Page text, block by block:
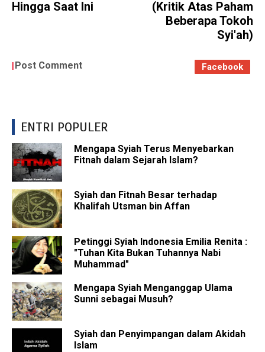
Hingga Saat Ini
(Kritik Atas Paham
Beberapa Tokoh
Syi'ah)
Post Comment Facebook
ENTRI POPULER
Mengapa Syiah Terus Menyebarkan
Fitnah dalam Sejarah Islam?
Syiah dan Fitnah Besar terhadap
Khalifah Utsman bin Affan
Petinggi Syiah Indonesia Emilia Renita :
"Tuhan Kita Bukan Tuhannya Nabi
Muhammad"
Mengapa Syiah Menganggap Ulama
Sunni sebagai Musuh?
Syiah dan Penyimpangan dalam Akidah
Islam